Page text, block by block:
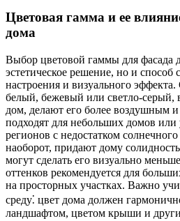
Цветовая гамма и ее
дома
Выбор цветовой гаммы для фасада
эстетическое решение, но и способ
настроения и визуального
белый, бежевый или светло-серый,
дом, делают его более воздушным
подходят для небольших домов или
регионов с недостатком
наоборот, придают дому
могут сделать его визуально
оттенков рекомендуется для
на просторных участках. Важно
среду⁚ цвет дома должен
ландшафтом, цветом крыши и